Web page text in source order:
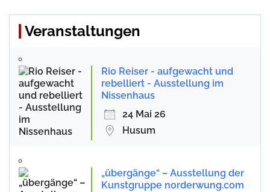
Veranstaltungen
Rio Reiser - aufgewacht und
rebelliert - Ausstellung im
Nissenhaus
24 Mai 26
Husum
„übergänge“ – Ausstellung der
Kunstgruppe norderwung.com